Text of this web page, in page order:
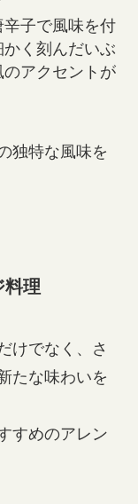
子で風味を付
く刻んだいぶ
のアクセントが
独特な風味を
料理
けでなく、さ
たな味わいを
すめのアレン